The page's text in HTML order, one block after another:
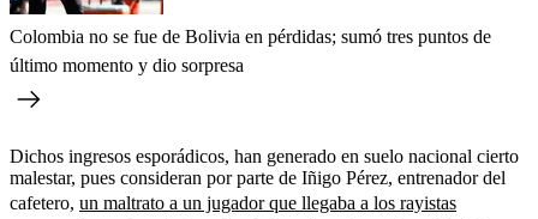
Colombia no se fue de Bolivia en pérdidas; sumó tres puntos de
último momento y dio sorpresa
Dichos ingresos esporádicos, han generado en suelo nacional cierto
malestar, pues consideran por parte de Iñigo Pérez, entrenador del
cafetero, un maltrato a un jugador que llegaba a los rayistas